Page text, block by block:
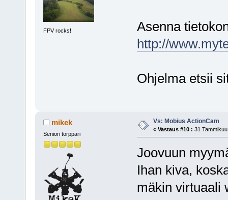
FPV rocks!
Asenna
http://
Ohjelma etsii
mikek
Seniori torppari
Vs: Mobius ActionCam
« Vastaus #10 : 31
Joovuun
Ihan kiva,
mäkin virtuaali